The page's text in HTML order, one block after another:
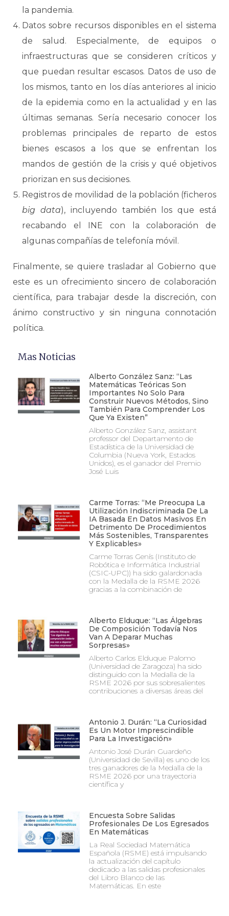
la pandemia.
Datos sobre recursos disponibles en el sistema
de salud. Especialmente, de equipos o
infraestructuras que se consideren críticos y
que puedan resultar escasos. Datos de uso de
los mismos, tanto en los días anteriores al inicio
de la epidemia como en la actualidad y en las
últimas semanas. Sería necesario conocer los
problemas principales de reparto de estos
bienes escasos a los que se enfrentan los
mandos de gestión de la crisis y qué objetivos
priorizan en sus decisiones.
Registros de movilidad de la población (ficheros
big data), incluyendo también los que está
recabando el INE con la colaboración de
algunas compañías de telefonía móvil.
Finalmente, se quiere trasladar al Gobierno que
este es un ofrecimiento sincero de colaboración
científica, para trabajar desde la discreción, con
ánimo constructivo y sin ninguna connotación
política.
Mas Noticias
Alberto González Sanz: “Las
Matemáticas Teóricas Son
Importantes No Solo Para
Construir Nuevos Métodos, Sino
También Para Comprender Los
Que Ya Existen”
Alberto González Sanz, assistant
professor del Departamento de
Estadística de la Universidad de
Columbia (Nueva York, Estados
Unidos), es el ganador del Premio
José Luis
Carme Torras: “Me Preocupa La
Utilización Indiscriminada De La
IA Basada En Datos Masivos En
Detrimento De Procedimientos
Más Sostenibles, Transparentes
Y Explicables»
Carme Torras Genís (Instituto de
Robótica e Informática Industrial
(CSIC-UPC)) ha sido galardonada
con la Medalla de la RSME 2026
gracias a la combinación de
Alberto Elduque: “Las Álgebras
De Composición Todavía Nos
Van A Deparar Muchas
Sorpresas»
Alberto Carlos Elduque Palomo
(Universidad de Zaragoza) ha sido
distinguido con la Medalla de la
RSME 2026 por sus sobresalientes
contribuciones a diversas áreas del
Antonio J. Durán: “La Curiosidad
Es Un Motor Imprescindible
Para La Investigación»
Antonio José Durán Guardeño
(Universidad de Sevilla) es uno de los
tres ganadores de la Medalla de la
RSME 2026 por una trayectoria
científica y
Encuesta Sobre Salidas
Profesionales De Los Egresados
En Matemáticas
La Real Sociedad Matemática
Española (RSME) está impulsando
la actualización del capítulo
dedicado a las salidas profesionales
del Libro Blanco de las
Matemáticas. En este